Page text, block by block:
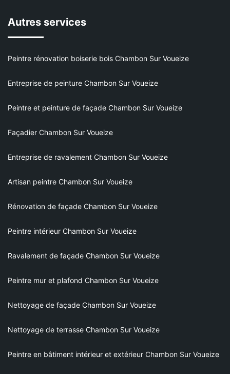
Autres services
Peintre rénovation boiserie bois Chambon Sur Voueize
Entreprise de peinture Chambon Sur Voueize
Peintre et peinture de façade Chambon Sur Voueize
Façadier Chambon Sur Voueize
Entreprise de ravalement Chambon Sur Voueize
Artisan peintre Chambon Sur Voueize
Rénovation de façade Chambon Sur Voueize
Peintre intérieur Chambon Sur Voueize
Ravalement de façade Chambon Sur Voueize
Peintre mur et plafond Chambon Sur Voueize
Nettoyage de façade Chambon Sur Voueize
Nettoyage de terrasse Chambon Sur Voueize
Peintre en bâtiment intérieur et extérieur Chambon Sur Voueize